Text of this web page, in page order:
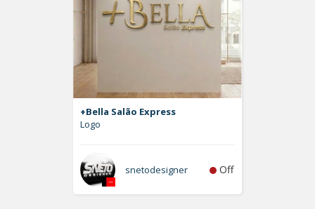
+Bella Salão Express
Logo
snetodesigner Off